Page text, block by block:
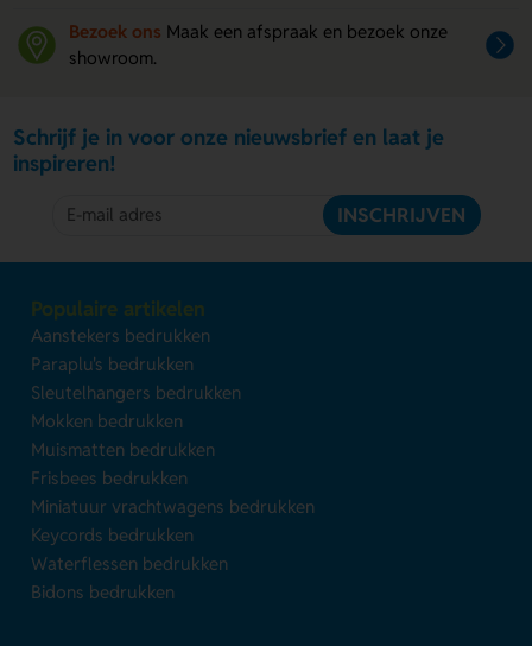
Bezoek ons Maak een afspraak en bezoek onze
showroom.
Schrijf je in voor onze nieuwsbrief en laat je
inspireren!
INSCHRIJVEN
Populaire artikelen
Aanstekers bedrukken
Paraplu's bedrukken
Sleutelhangers bedrukken
Mokken bedrukken
Muismatten bedrukken
Frisbees bedrukken
Miniatuur vrachtwagens bedrukken
Keycords bedrukken
Waterflessen bedrukken
Bidons bedrukken